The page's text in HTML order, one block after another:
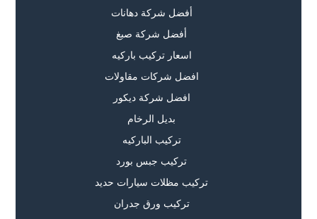
أفضل شركة دهانات
أفضل شركة صبغ
اسعار تركيب باركيه
افضل شركات مقاولات
افضل شركة ديكور
بديل الرخام
تركيب الباركيه
تركيب جبس بورد
تركيب مظلات سيارات حديد
تركيب ورق جدران